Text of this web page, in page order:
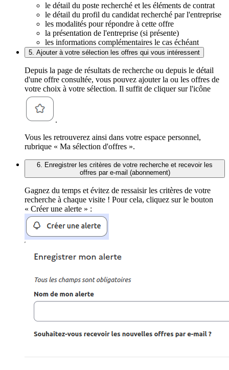
le détail du poste recherché et les éléments de contrat
le détail du profil du candidat recherché par l'entreprise
les modalités pour répondre à cette offre
la présentation de l'entreprise (si présente)
les informations complémentaires le cas échéant
5. Ajouter à votre sélection les offres qui vous intéressent
Depuis la page de résultats de recherche ou depuis le détail
d'une offre consultée, vous pouvez ajouter la ou les offres de
votre choix à votre sélection. Il suffit de cliquer sur l'icône
.
Vous les retrouverez ainsi dans votre espace personnel,
rubrique « Ma sélection d'offres ».
6. Enregistrer les critères de votre recherche et recevoir les
offres par e-mail (abonnement)
Gagnez du temps et évitez de ressaisir les critères de votre
recherche à chaque visite ! Pour cela, cliquez sur le bouton
« Créer une alerte » :